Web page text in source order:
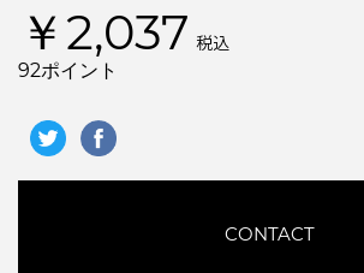
￥2,037 税込
92ポイント
CONTACT